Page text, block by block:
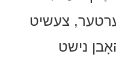
צעשיט
נישט